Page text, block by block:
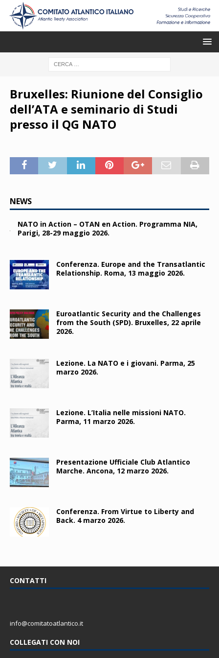
Bruxelles: Riunione del Consiglio
dell’ATA e seminario di Studi
presso il QG NATO
NEWS
NATO in Action – OTAN en Action. Programma NIA,
Parigi, 28-29 maggio 2026.
Conferenza. Europe and the Transatlantic
Relationship. Roma, 13 maggio 2026.
Euroatlantic Security and the Challenges
from the South (SPD). Bruxelles, 22 aprile
2026.
Lezione. La NATO e i giovani. Parma, 25
marzo 2026.
Lezione. L’Italia nelle missioni NATO.
Parma, 11 marzo 2026.
Presentazione Ufficiale Club Atlantico
Marche. Ancona, 12 marzo 2026.
Conferenza. From Virtue to Liberty and
Back. 4 marzo 2026.
CONTATTI
info@comitatoatlantico.it
COLLEGATI CON NOI